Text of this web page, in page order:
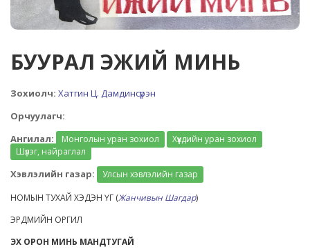
БУУРАЛ ЭЖИЙ МИНЬ
Зохиолч: Хатгин Ц. Дамдинсүрэн
Орчуулагч:
Ангилал:
Монголын уран зохиол
Хүүхдийн уран зохиол
Шүлэг, найраглал
Хэвлэлийн газар:
Улсын хэвлэлийн газар
НОМЫН ТУХАЙ ХЭДЭН ҮГ (Жанчивын Шагдар)
ЭРДМИЙН ОРГИЛ
ЭХ ОРОН МИНЬ МАНДТУГАЙ